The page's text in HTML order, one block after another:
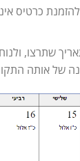
כרטיס
של אותה